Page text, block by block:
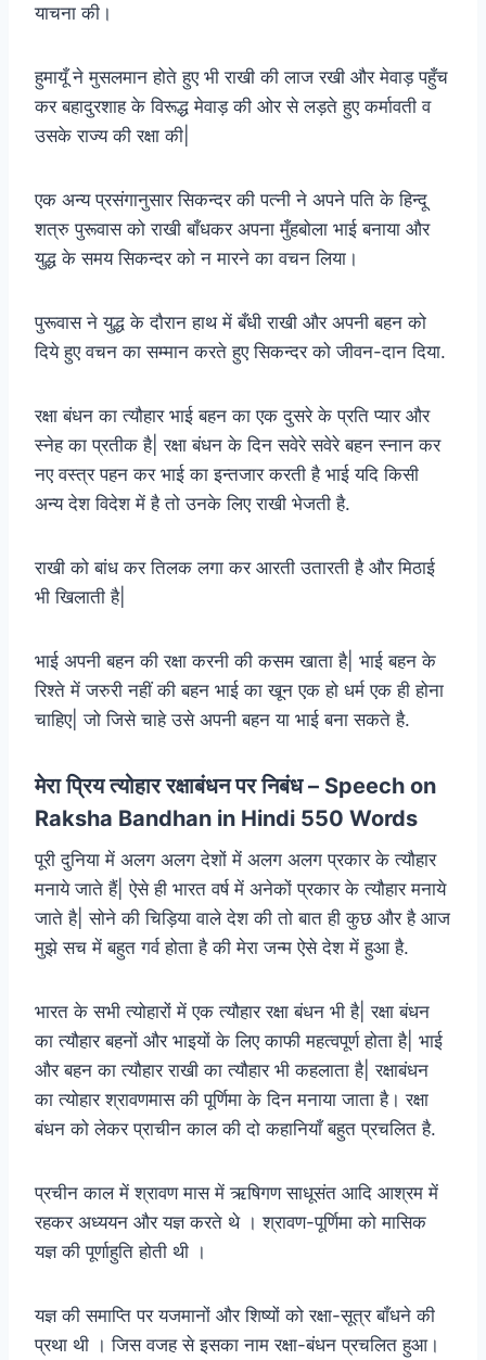
याचना की।
हुमायूँ ने मुसलमान होते हुए भी राखी की लाज रखी और मेवाड़ पहुँच
कर बहादुरशाह के विरूद्ध मेवाड़ की ओर से लड़ते हुए कर्मावती व
उसके राज्य की रक्षा की|
एक अन्य प्रसंगानुसार सिकन्दर की पत्नी ने अपने पति के हिन्दू
शत्रु पुरूवास को राखी बाँधकर अपना मुँहबोला भाई बनाया और
युद्ध के समय सिकन्दर को न मारने का वचन लिया।
पुरूवास ने युद्ध के दौरान हाथ में बँधी राखी और अपनी बहन को
दिये हुए वचन का सम्मान करते हुए सिकन्दर को जीवन-दान दिया.
रक्षा बंधन का त्यौहार भाई बहन का एक दुसरे के प्रति प्यार और
स्नेह का प्रतीक है| रक्षा बंधन के दिन सवेरे सवेरे बहन स्नान कर
नए वस्त्र पहन कर भाई का इन्तजार करती है भाई यदि किसी
अन्य देश विदेश में है तो उनके लिए राखी भेजती है.
राखी को बांध कर तिलक लगा कर आरती उतारती है और मिठाई
भी खिलाती है|
भाई अपनी बहन की रक्षा करनी की कसम खाता है| भाई बहन के
रिश्ते में जरुरी नहीं की बहन भाई का खून एक हो धर्म एक ही होना
चाहिए| जो जिसे चाहे उसे अपनी बहन या भाई बना सकते है.
मेरा प्रिय त्योहार रक्षाबंधन पर निबंध – Speech on
Raksha Bandhan in Hindi 550 Words
पूरी दुनिया में अलग अलग देशों में अलग अलग प्रकार के त्यौहार
मनाये जाते हैं| ऐसे ही भारत वर्ष में अनेकों प्रकार के त्यौहार मनाये
जाते है| सोने की चिड़िया वाले देश की तो बात ही कुछ और है आज
मुझे सच में बहुत गर्व होता है की मेरा जन्म ऐसे देश में हुआ है.
भारत के सभी त्योहारों में एक त्यौहार रक्षा बंधन भी है| रक्षा बंधन
का त्यौहार बहनों और भाइयों के लिए काफी महत्वपूर्ण होता है| भाई
और बहन का त्यौहार राखी का त्यौहार भी कहलाता है| रक्षाबंधन
का त्योहार श्रावणमास की पूर्णिमा के दिन मनाया जाता है। रक्षा
बंधन को लेकर प्राचीन काल की दो कहानियाँ बहुत प्रचलित है.
प्रचीन काल में श्रावण मास में ऋषिगण साधूसंत आदि आश्रम में
रहकर अध्ययन और यज्ञ करते थे । श्रावण-पूर्णिमा को मासिक
यज्ञ की पूर्णाहुति होती थी ।
यज्ञ की समाप्ति पर यजमानों और शिष्यों को रक्षा-सूत्र बाँधने की
प्रथा थी । जिस वजह से इसका नाम रक्षा-बंधन प्रचलित हुआ।